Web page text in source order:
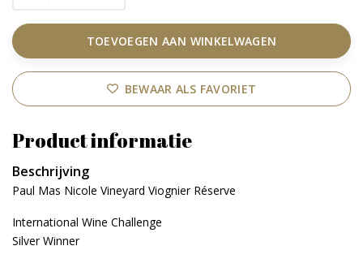
TOEVOEGEN AAN WINKELWAGEN
BEWAAR ALS FAVORIET
Product informatie
Beschrijving
Paul Mas Nicole Vineyard Viognier Réserve
International Wine Challenge
Silver Winner